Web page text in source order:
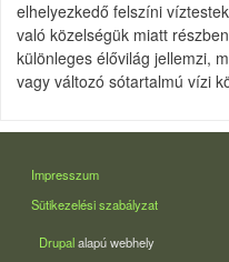
elhelyezkedő felszíni
való közelségük miatt
különleges élővilág jellemzi,
vagy változó sótartalmú vízi
LÁBLÉC
Impresszum
Sütikezelési szabályzat
Drupalalapú webhely